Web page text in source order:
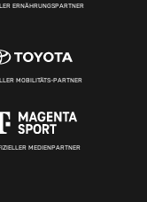
ERNÄHRUNGSPARTNER
MOBILITÄTS-PARTNER
MEDIENPARTNER